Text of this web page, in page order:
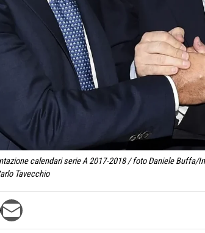
calendari serie A 2017-2018 / foto Daniele Buffa/
Tavecchio